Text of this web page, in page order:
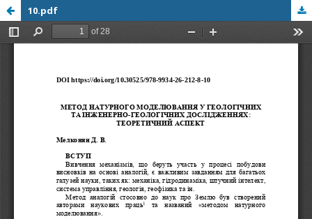
10.pdf